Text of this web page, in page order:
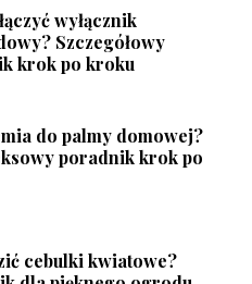
wyłącznik
Szczegółowy
krok po kroku
do palmy domowej?
poradnik krok po
cebulki kwiatowe?